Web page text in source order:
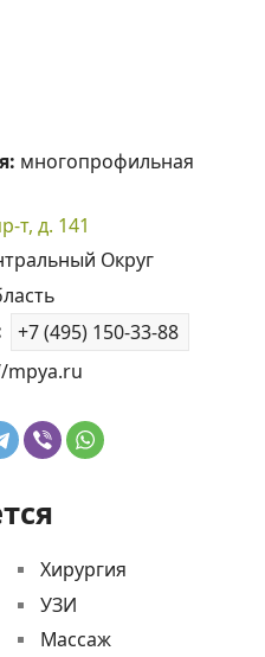
многопрофильная
т, д. 141
Округ
+7 (495) 150-33-88
mpya.ru
Хирургия
УЗИ
Массаж